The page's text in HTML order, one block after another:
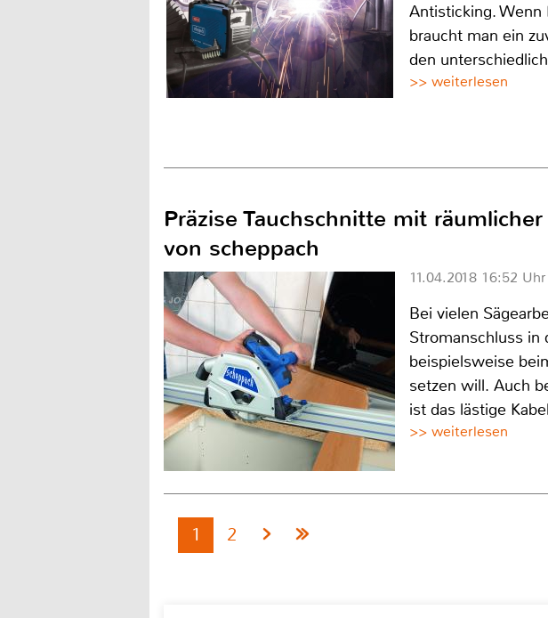
Antisticking.
braucht man ein
den
>> weiterlesen
Präzise Tauchschnitte mit
von scheppach
11.04.2018 16:52
Bei vielen
Stromanschluss in
beispielsweise
setzen will. Auch
ist das lästige
>> weiterlesen
1 2